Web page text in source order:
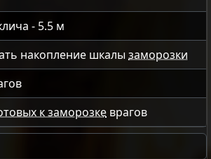
- 5.5 м
накопление шкалы заморозки
к заморозке врагов